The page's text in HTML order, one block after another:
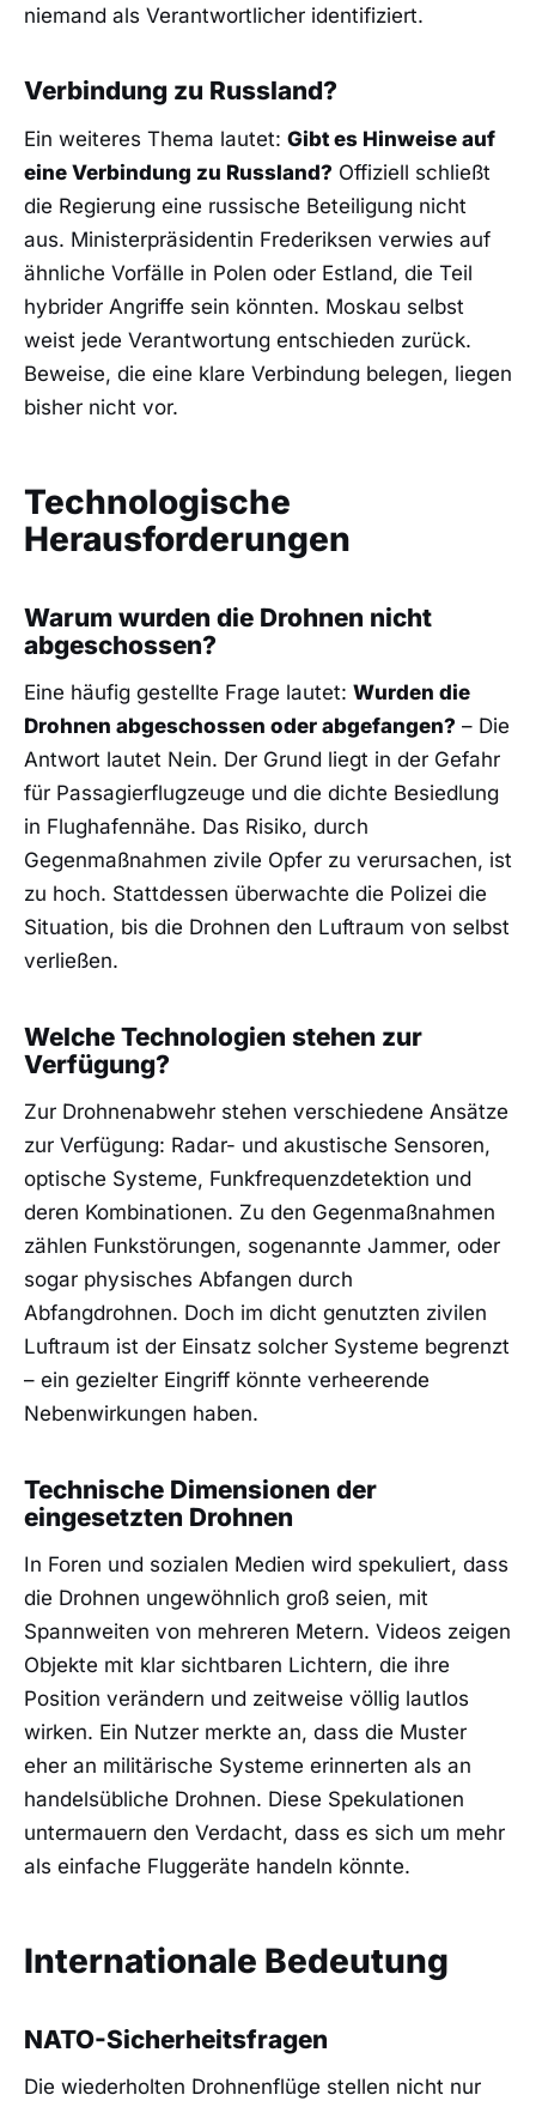
niemand als Verantwortlicher identifiziert.
Verbindung zu Russland?
Ein weiteres Thema lautet: Gibt es Hinweise auf
eine Verbindung zu Russland? Offiziell schließt
die Regierung eine russische Beteiligung nicht
aus. Ministerpräsidentin Frederiksen verwies auf
ähnliche Vorfälle in Polen oder Estland, die Teil
hybrider Angriffe sein könnten. Moskau selbst
weist jede Verantwortung entschieden zurück.
Beweise, die eine klare Verbindung belegen, liegen
bisher nicht vor.
Technologische
Herausforderungen
Warum wurden die Drohnen nicht
abgeschossen?
Eine häufig gestellte Frage lautet: Wurden die
Drohnen abgeschossen oder abgefangen? – Die
Antwort lautet Nein. Der Grund liegt in der Gefahr
für Passagierflugzeuge und die dichte Besiedlung
in Flughafennähe. Das Risiko, durch
Gegenmaßnahmen zivile Opfer zu verursachen, ist
zu hoch. Stattdessen überwachte die Polizei die
Situation, bis die Drohnen den Luftraum von selbst
verließen.
Welche Technologien stehen zur
Verfügung?
Zur Drohnenabwehr stehen verschiedene Ansätze
zur Verfügung: Radar- und akustische Sensoren,
optische Systeme, Funkfrequenzdetektion und
deren Kombinationen. Zu den Gegenmaßnahmen
zählen Funkstörungen, sogenannte Jammer, oder
sogar physisches Abfangen durch
Abfangdrohnen. Doch im dicht genutzten zivilen
Luftraum ist der Einsatz solcher Systeme begrenzt
– ein gezielter Eingriff könnte verheerende
Nebenwirkungen haben.
Technische Dimensionen der
eingesetzten Drohnen
In Foren und sozialen Medien wird spekuliert, dass
die Drohnen ungewöhnlich groß seien, mit
Spannweiten von mehreren Metern. Videos zeigen
Objekte mit klar sichtbaren Lichtern, die ihre
Position verändern und zeitweise völlig lautlos
wirken. Ein Nutzer merkte an, dass die Muster
eher an militärische Systeme erinnerten als an
handelsübliche Drohnen. Diese Spekulationen
untermauern den Verdacht, dass es sich um mehr
als einfache Fluggeräte handeln könnte.
Internationale Bedeutung
NATO-Sicherheitsfragen
Die wiederholten Drohnenflüge stellen nicht nur